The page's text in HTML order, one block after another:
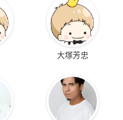
大塚芳忠